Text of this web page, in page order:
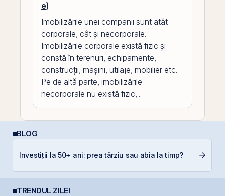
e)
Imobilizările unei companii sunt atât
corporale, cât și necorporale.
Imobilizările corporale există fizic și
constă în terenuri, echipamente,
construcții, mașini, utilaje, mobilier etc.
Pe de altă parte, imobilizările
necorporale nu există fizic,...
BLOG
Investiții la 50+ ani: prea târziu sau abia la timp?
TRENDUL ZILEI